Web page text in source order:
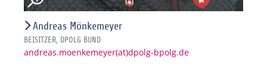
Andreas Mönkemeyer
BEISITZER, DPOLG BUND
andreas.moenkemeyer(at)dpolg-bpolg.de